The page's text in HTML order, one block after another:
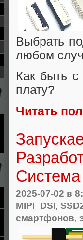
Выбрать
любом
Как быть
плату?
Читать
Система
2025-07-02 в
MIPI_DSI,
смартфонов,